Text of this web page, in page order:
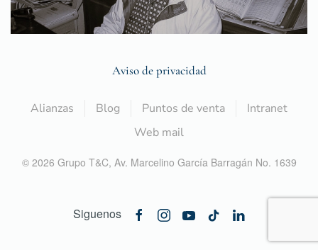
Aviso de privacidad
Alianzas Blog Puntos de venta
Intranet
Web mail
© 2026 Grupo T&C, Av. Marcelino García Barragán No. 1639
Siguenos